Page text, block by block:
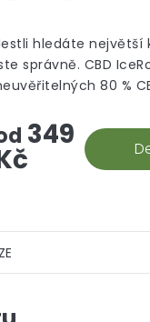
349
hledáte největší
správně. CBD
80 %
do konopného
se následně...